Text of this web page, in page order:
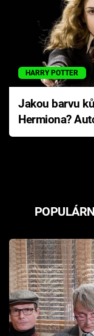
HARRY POTTER
Jakou barvu
Hermiona?
Pottera přišla